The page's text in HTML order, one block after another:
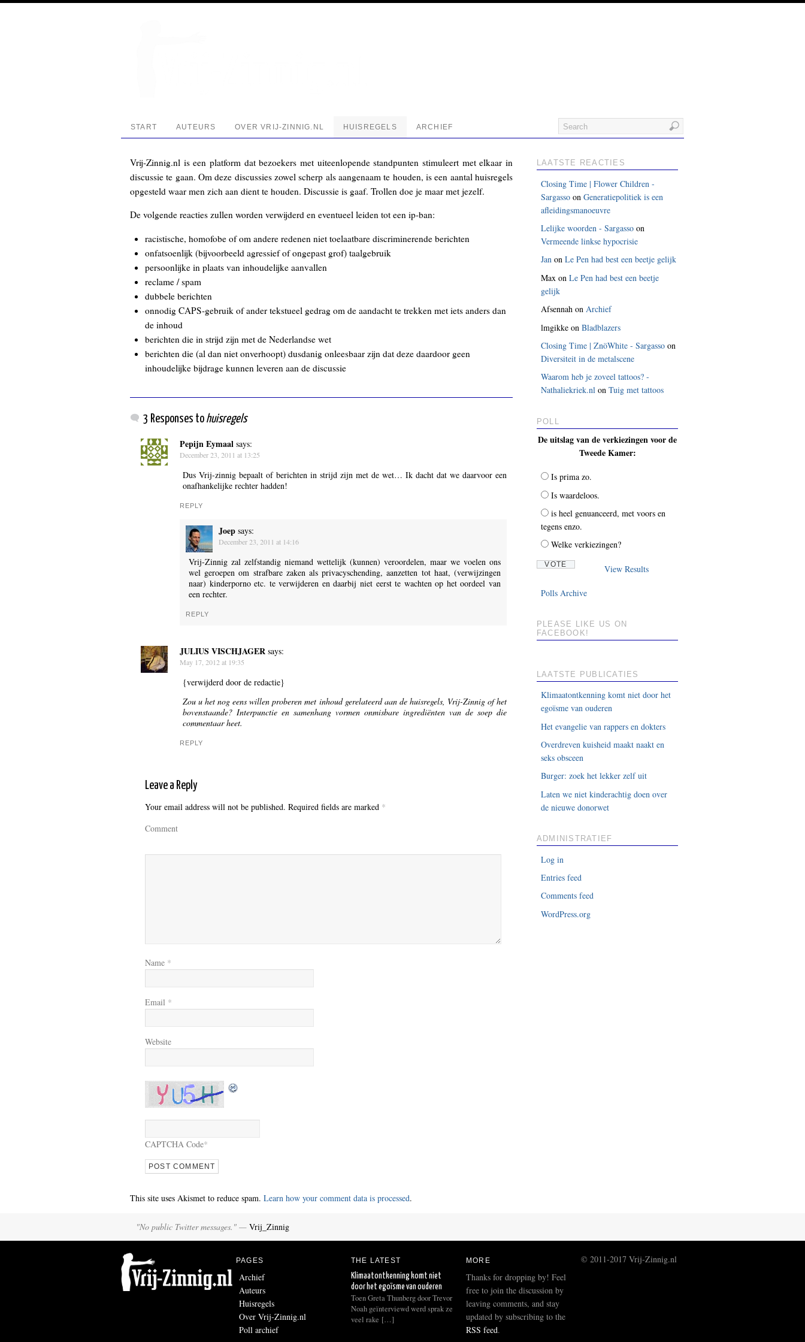
START AUTEURS OVER VRIJ-ZINNIG.NL HUISREGELS ARCHIEF
Vrij-Zinnig.nl is een platform dat bezoekers met uiteenlopende standpunten stimuleert met elkaar in
discussie te gaan. Om deze discussies zowel scherp als aangenaam te houden, is een aantal huisregels
opgesteld waar men zich aan dient te houden. Discussie is gaaf. Trollen doe je maar met jezelf.
De volgende reacties zullen worden verwijderd en eventueel leiden tot een ip-ban:
racistische, homofobe of om andere redenen niet toelaatbare discriminerende berichten
onfatsoenlijk (bijvoorbeeld agressief of ongepast grof) taalgebruik
persoonlijke in plaats van inhoudelijke aanvallen
reclame / spam
dubbele berichten
onnodig CAPS-gebruik of ander tekstueel gedrag om de aandacht te trekken met iets anders dan
de inhoud
berichten die in strijd zijn met de Nederlandse wet
berichten die (al dan niet onverhoopt) dusdanig onleesbaar zijn dat deze daardoor geen
inhoudelijke bijdrage kunnen leveren aan de discussie
3 Responses to huisregels
Pepijn Eymaal says:
December 23, 2011 at 13:25
Dus Vrij-zinnig bepaalt of berichten in strijd zijn met de wet… Ik dacht dat we daarvoor een
onafhankelijke rechter hadden!
REPLY
Joep says:
December 23, 2011 at 14:16
Vrij-Zinnig zal zelfstandig niemand wettelijk (kunnen) veroordelen, maar we voelen ons
wel geroepen om strafbare zaken als privacyschending, aanzetten tot haat, (verwijzingen
naar) kinderporno etc. te verwijderen en daarbij niet eerst te wachten op het oordeel van
een rechter.
REPLY
JULIUS VISCHJAGER says:
May 17, 2012 at 19:35
{verwijderd door de redactie}
Zou u het nog eens willen proberen met inhoud gerelateerd aan de huisregels, Vrij-Zinnig of het
bovenstaande? Interpunctie en samenhang vormen onmisbare ingrediënten van de soep die
commentaar heet.
REPLY
Leave a Reply
Your email address will not be published. Required fields are marked *
Comment
Name *
Email *
Website
CAPTCHA Code*
This site uses Akismet to reduce spam. Learn how your comment data is processed.
LAATSTE REACTIES
Closing Time | Flower Children -
Sargasso onGeneratiepolitiek is een
afleidingsmanoeuvre
Lelijke woorden - Sargasso on
Vermeende linkse hypocrisie
Jan onLe Pen had best een beetje gelijk
Max onLe Pen had best een beetje
gelijk
Afsennah onArchief
lmgikke onBladblazers
Closing Time | ZnöWhite - Sargasso on
Diversiteit in de metalscene
Waarom heb je zoveel tattoos? -
Nathaliekriek.nl onTuig met tattoos
POLL
De uitslag van de verkiezingen voor de
Tweede Kamer:
Is prima zo.
Is waardeloos.
is heel genuanceerd, met voors en
tegens enzo.
Welke verkiezingen?
View Results
Polls Archive
PLEASE LIKE US ON
FACEBOOK!
LAATSTE PUBLICATIES
Klimaatontkenning komt niet door het
egoïsme van ouderen
Het evangelie van rappers en dokters
Overdreven kuisheid maakt naakt en
seks obsceen
Burger: zoek het lekker zelf uit
Laten we niet kinderachtig doen over
de nieuwe donorwet
ADMINISTRATIEF
Log in
Entries feed
Comments feed
WordPress.org
"No public Twitter messages." — Vrij_Zinnig
PAGES
Archief
Auteurs
Huisregels
Over Vrij-Zinnig.nl
Poll archief
THE LATEST
Klimaatontkenning komt niet
door het egoïsme van ouderen
Toen Greta Thunberg door Trevor
Noah geïnterviewd werd sprak ze
veel rake […]
MORE
Thanks for dropping by! Feel
free to join the discussion by
leaving comments, and stay
updated by subscribing to the
RSS feed.
© 2011-2017 Vrij-Zinnig.nl